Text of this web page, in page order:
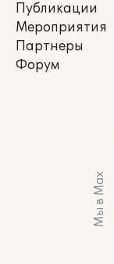
Публикации
Мероприятия
Партнеры
Форум
Мы в Max